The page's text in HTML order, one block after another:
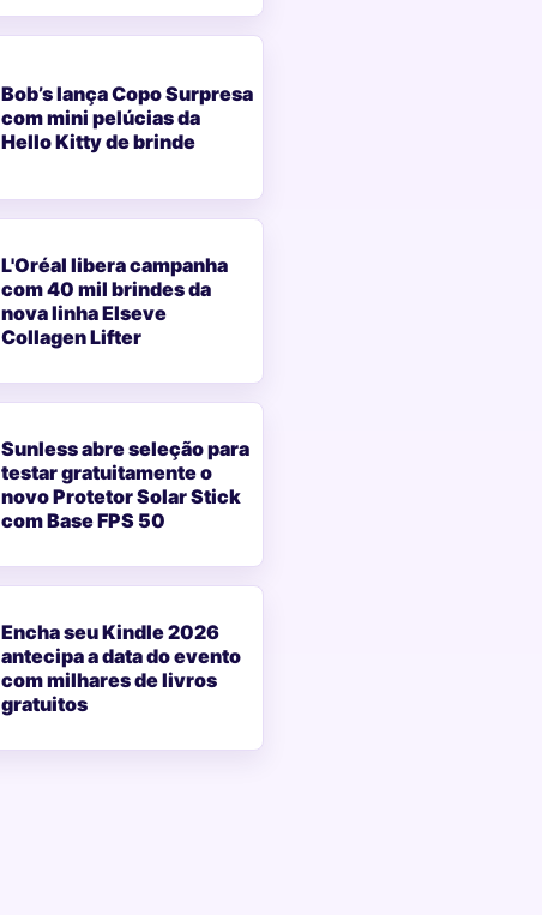
Bob’s lança Copo Surpresa
com mini pelúcias da
Hello Kitty de brinde
L'Oréal libera campanha
com 40 mil brindes da
nova linha Elseve
Collagen Lifter
Sunless abre seleção para
testar gratuitamente o
novo Protetor Solar Stick
com Base FPS 50
Encha seu Kindle 2026
antecipa a data do evento
com milhares de livros
gratuitos